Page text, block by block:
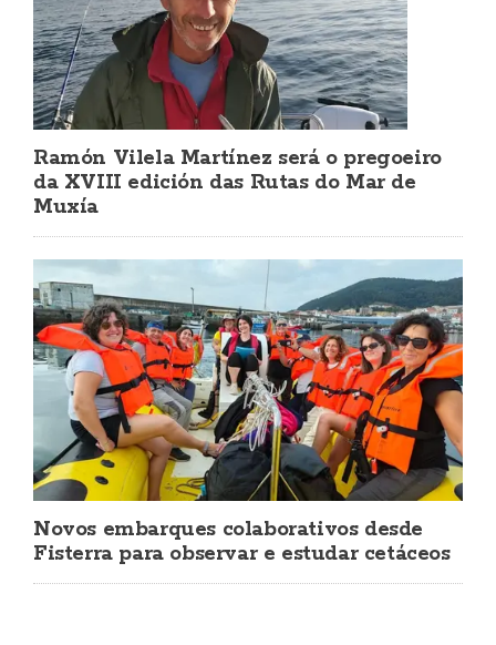
Ramón Vilela Martínez será o pregoeiro
da XVIII edición das Rutas do Mar de
Muxía
Novos embarques colaborativos desde
Fisterra para observar e estudar cetáceos